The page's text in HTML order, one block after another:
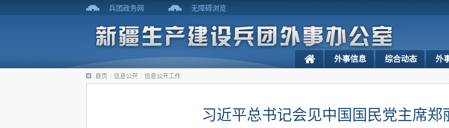
兵团政务网 无障碍浏览
外事信息 综合动态 外
首页 / 信息公开 / 信息公开工作
习近平总书记会见中国国民党主席郑